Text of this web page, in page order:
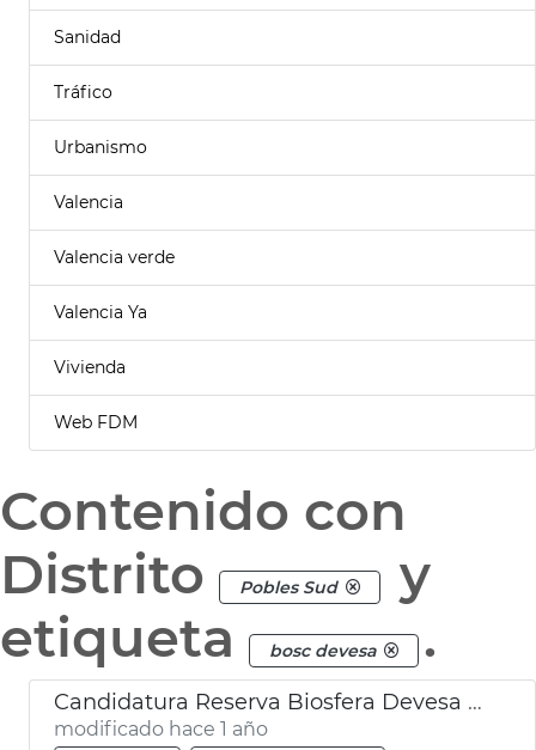
Sanidad
Tráfico
Urbanismo
Valencia
Valencia verde
Valencia Ya
Vivienda
Web FDM
Contenido con
Distrito
Pobles Sud
y
etiqueta
bosc devesa .
Candidatura Reserva Biosfera Devesa Albufera
modificado hace 1 año